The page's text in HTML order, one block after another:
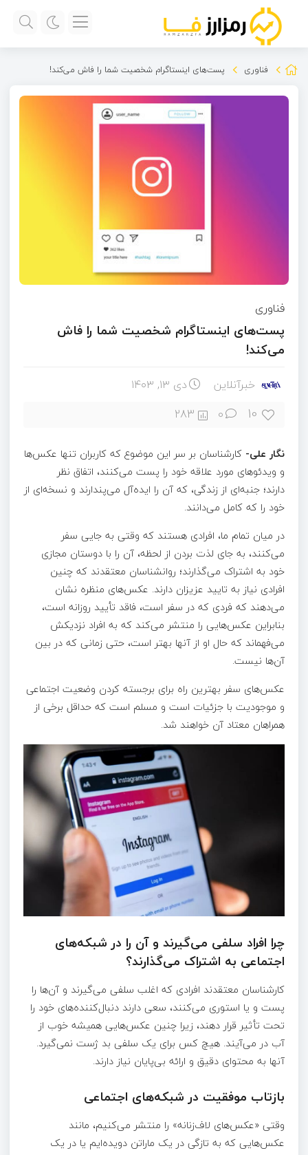
فناوری پست‌های اینستاگرام شخصیت شما را فاش می‌کند!
فناوری
پست‌های اینستاگرام شخصیت شما را فاش
می‌کند!
خبرآنلاین دی ۱۳, ۱۴۰۳
10
0
283
نگار علی- کارشناسان بر سر این موضوع که کاربران تنها عکس‌ها
و ویدئوهای مورد علاقه خود را پست می‌کنند، اتفاق نظر
دارند؛ جنبه‌ای از زندگی، که آن را ایده‌آل می‌پندارند و نسخه‌ای از
خود را که کامل می‌دانند.
در میان تمام ما، افرادی هستند که وقتی به جایی سفر
می‌کنند، به جای لذت بردن از لحظه، آن را با دوستان مجازی
خود به اشتراک می‌گذارند؛ روانشناسان معتقدند که چنین
افرادی نیاز به تایید عزیزان دارند. عکس‌های منظره نشان
می‌دهند که فردی که در سفر است، فاقد تأیید روزانه است،
بنابراین عکس‌هایی را منتشر می‌کند که به افراد نزدیکش
می‌فهماند که حال او از آنها بهتر است، حتی زمانی که در بین
آن‌ها نیست.
عکس‌های سفر بهترین راه برای برجسته کردن وضعیت اجتماعی
و موجودیت با جزئیات است و مسلم است که حداقل برخی از
همراهان معتاد آن خواهند شد.
چرا افراد سلفی می‌گیرند و آن را در شبکه‌های
اجتماعی به اشتراک می‌گذارند؟
کارشناسان معتقدند افرادی که اغلب سلفی می‌گیرند و آن‌ها را
پست و یا استوری می‌کنند، سعی دارند دنبال‌کننده‌های خود را
تحت تأثیر قرار دهند، زیرا چنین عکس‌هایی همیشه خوب از
آب در می‌آیند. هیچ کس برای یک سلفی بد ژست نمی‌گیرد.
آنها به محتوای دقیق و ارائه بی‌پایان نیاز دارند.
بازتاب موفقیت در شبکه‌های اجتماعی
وقتی «عکس‌های لاف‌زنانه» را منتشر می‌کنیم، مانند
عکس‌هایی که به تازگی در یک ماراتن دویده‌ایم یا در یک